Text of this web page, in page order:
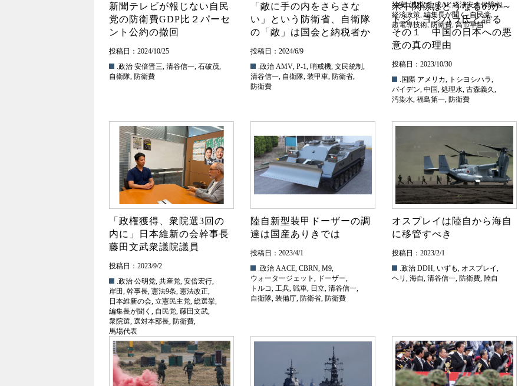
治安,減税,生成AI,経済安全保障相,
経済政策,編集長が聞く,自民党,
超電導技術, 防衛費,高市早苗
新聞テレビが報じない自民
党の防衛費GDP比２パーセ
ント公約の撤回
投稿日：2024/10/25
.政治 安倍晋三, 清谷信一, 石破茂,
自衛隊, 防衛費
「敵に手の内をさらさな
い」という防衛省、自衛隊
の「敵」は国会と納税者か
投稿日：2024/6/9
.政治 AMV, P-1, 哨戒機, 文民統制 ,
清谷信一, 自衛隊, 装甲車, 防衛省,
防衛費
米中関係はどうなるのか～
トシ・ヨシハラ氏と語る
その１ 中国の日本への悪
意の真の理由
投稿日：2023/10/30
.国際 アメリカ, トシヨシハラ,
バイデン, 中国, 処理水, 古森義久,
汚染水, 福島第一, 防衛費
「政権獲得、衆院選3回の
内に」日本維新の会幹事長
藤田文武衆議院議員
投稿日：2023/9/2
.政治 公明党, 共産党, 安倍宏行,
岸田, 幹事長, 憲法9条, 憲法改正,
日本維新の会, 立憲民主党, 総選挙,
編集長が聞く , 自民党, 藤田文武,
衆院選, 選対本部長, 防衛費,
馬場代表
陸自新型装甲ドーザーの調
達は国産ありきでは
投稿日：2023/4/1
.政治 AACE, CBRN, M9,
ウォータージェット , ドーザー,
トルコ, 工兵, 戦車, 日立, 清谷信一,
自衛隊, 装備庁, 防衛省, 防衛費
オスプレイは陸自から海自
に移管すべき
投稿日：2023/2/1
.政治 DDH, いずも, オスプレイ,
ヘリ , 海自, 清谷信一, 防衛費, 陸自